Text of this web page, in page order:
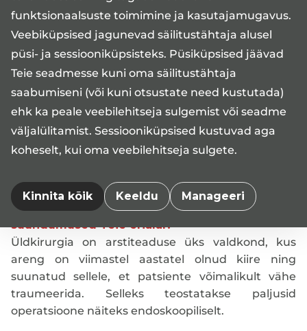
funktsionaalsuste toimimine ja kasutajamugavus.
Veebiküpsised jagunevad säilitustähtaja alusel
püsi- ja sessiooniküpsisteks. Püsiküpsised jäävad
Teie seadmesse kuni oma säilitustähtaja
saabumiseni (või kuni otsustate need kustutada)
ehk ka peale veebilehitseja sulgemist või seadme
väljalülitamist. Sessiooniküpsised kustuvad aga
koheselt, kui oma veebilehitseja sulgete.
Kinnita kõik Keeldu Manageeri
Sellest tulenevalt ei saa patsiendid loota, et
vastuvõtule tulles oleks võimalik mõnda
pisiprotseduuri teostada kohe vastuvõtu raames.
Kokku tuleb ikkagi leppida eraldi aeg.
Kas on olemas „ideaalne“ patsient?
Kuna niiöelda ideaalset patsienti ei ole olemas,
võib laiemalt pidada ideaalseks patsiendiks ka
oma tervisest hoolivat inimest, kes käib
täisväärtuslikku elu.
Millised on hetkel olulisemad arengud ja
suundumused Teie erialal?
Üldkirurgia on arstiteaduse üks valdkond, kus
areng on viimastel aastatel olnud kiire ning
suunatud sellele, et patsiente võimalikult vähe
traumeerida. Selleks teostatakse paljusid
operatsioone näiteks endoskoopiliselt.